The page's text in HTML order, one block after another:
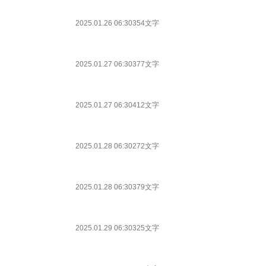
2025.01.26 06:30354文字
2025.01.27 06:30377文字
2025.01.27 06:30412文字
2025.01.28 06:30272文字
2025.01.28 06:30379文字
2025.01.29 06:30325文字